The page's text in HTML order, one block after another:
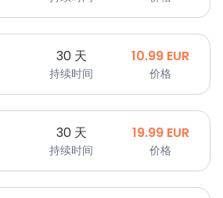
30 天
持续时间
10.99 EUR
价格
30 天
持续时间
19.99 EUR
价格